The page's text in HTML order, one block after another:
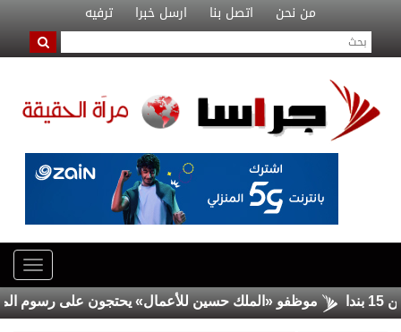
من نحن اتصل بنا ارسل خبرا ترفيه
موظفو «الملك حسين للأعمال» يحتجون على رسوم المواقف